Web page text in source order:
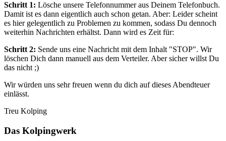
Schritt 1: Lösche unsere Telefonnummer aus Deinem Telefonbuch.
Damit ist es dann eigentlich auch schon getan. Aber: Leider scheint
es hier gelegentlich zu Problemen zu kommen, sodass Du dennoch
weiterhin Nachrichten erhältst. Dann wird es Zeit für:
Schritt 2: Sende uns eine Nachricht mit dem Inhalt "STOP". Wir
löschen Dich dann manuell aus dem Verteiler. Aber sicher willst Du
das nicht ;)
Wir würden uns sehr freuen wenn du dich auf dieses Abendteuer
einlässt.
Treu Kolping
Das Kolpingwerk